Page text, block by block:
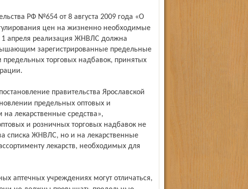
цен на жизненно необходимые
1 апреля реализация ЖНВЛС должна
зарегистрированные предельные
торговых надбавок, принятых
предельных оптовых и
лекарственные средства»,
и розничных торговых надбавок не
списка ЖНВЛС, но и на лекарственные
лекарств, необходимых для